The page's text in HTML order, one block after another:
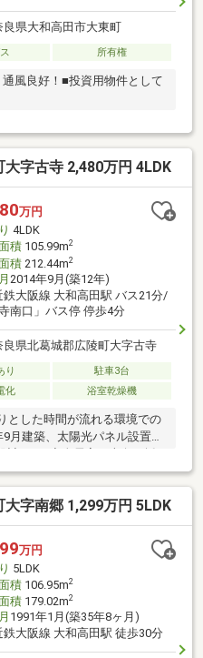
良県大和高田市大東町
所有権
風良好！■投資用物件として
字古寺 2,480万円 4LDK
万円
4LDK
積105.99m2
積212.44m2
2014年9月(築12年)
鉄大阪線 大和高田駅 バス21分/
寺南口」バス停 停歩4分
良県北葛城郡広陵町大字古寺
り
駐車3台
化 浴室乾燥機
した時間が流れる環境での
建築、太陽光パネル設置の
納でご家族それぞれがプライ
♪◆敷地南側は田園風景が広
ゆったりとした時間をお過ご
イルーフ車も駐車可能です(車
ッドデッキ付きの南庭は陽光
等良いですね♪室内詳細など詳
ださいませ♪
字南郷 1,299万円 5LDK
万円
5LDK
積106.95m2
積179.02m2
1991年1月(築35年8ヶ月)
鉄大阪線 大和高田駅 徒歩30分